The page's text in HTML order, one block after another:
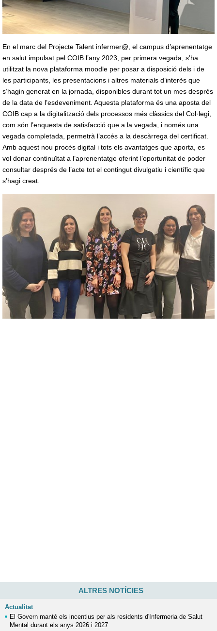
En el marc del Projecte Talent infermer@, el campus d’aprenentatge
en salut impulsat pel COIB l’any 2023, per primera vegada, s’ha
utilitzat la nova plataforma moodle per posar a disposició dels i de
les participants, les presentacions i altres materials d’interès que
s’hagin generat en la jornada, disponibles durant tot un mes després
de la data de l’esdeveniment. Aquesta plataforma és una aposta del
COIB cap a la digitalització dels processos més clàssics del Col·legi,
com són l’enquesta de satisfacció que a la vegada, i només una
vegada completada, permetrà l’accés a la descàrrega del certificat.
Amb aquest nou procés digital i tots els avantatges que aporta, es
vol donar continuïtat a l’aprenentatge oferint l’oportunitat de poder
consultar després de l’acte tot el contingut divulgatiu i científic que
s’hagi creat.
ALTRES NOTÍCIES
Actualitat
El Govern manté els incentius per als residents d'Infermeria de Salut
Mental durant els anys 2026 i 2027